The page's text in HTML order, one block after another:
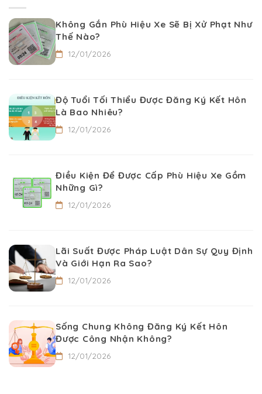
Không Gắn Phù Hiệu Xe Sẽ Bị Xử Phạt Như
Thế Nào?
12/01/2026
Độ Tuổi Tối Thiểu Được Đăng Ký Kết Hôn
Là Bao Nhiêu?
12/01/2026
Điều Kiện Để Được Cấp Phù Hiệu Xe Gồm
Những Gì?
12/01/2026
Lãi Suất Được Pháp Luật Dân Sự Quy Định
Và Giới Hạn Ra Sao?
12/01/2026
Sống Chung Không Đăng Ký Kết Hôn
Được Công Nhận Không?
12/01/2026